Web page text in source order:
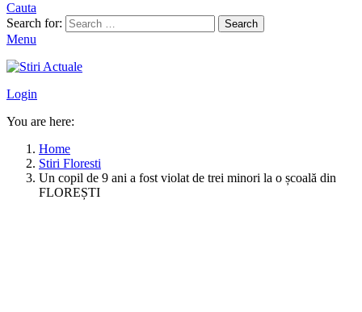
Cauta
Search for:
Search
Menu
Login
You are here:
Home
Stiri Floresti
Un copil de 9 ani a fost violat de trei minori la o școală din
FLOREȘTI